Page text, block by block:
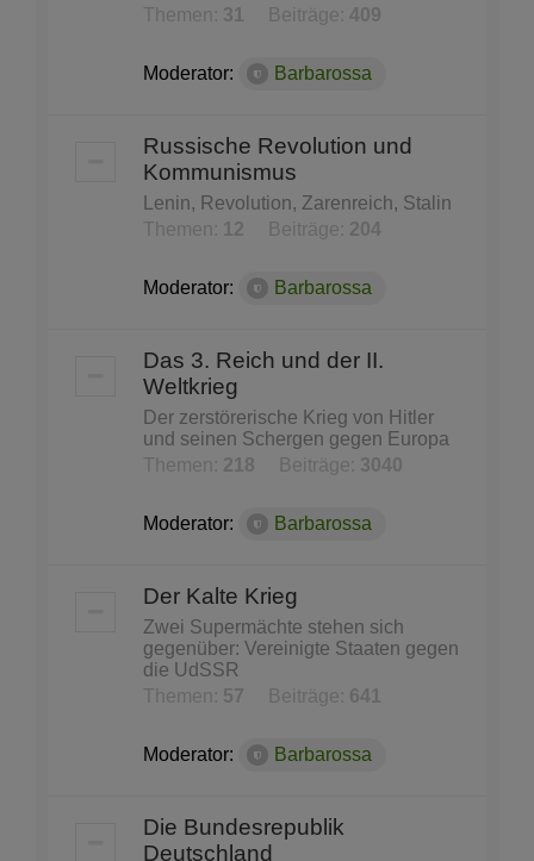
Themen: 31 Beiträge: 409
Moderator: Barbarossa
Russische Revolution und
Kommunismus
Lenin, Revolution, Zarenreich, Stalin
Themen:
12 Beiträge: 204
Moderator: Barbarossa
Das 3. Reich und der II.
Weltkrieg
Der zerstörerische Krieg von Hitler
und seinen Schergen gegen Europa
Themen: 218 Beiträge: 3040
Moderator: Barbarossa
Der Kalte Krieg
Zwei Supermächte stehen sich
gegenüber: Vereinigte Staaten gegen
die UdSSR
Themen: 57 Beiträge: 641
Moderator: Barbarossa
Die Bundesrepublik
Deutschland